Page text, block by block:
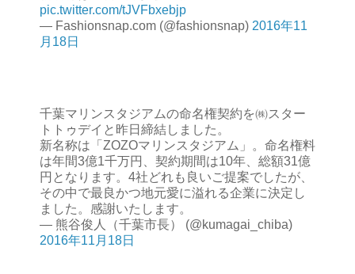
pic.twitter.com/tJVFbxebjp
— Fashionsnap.com (@fashionsnap) 2016年11
月18日
千葉マリンスタジアムの命名権契約を㈱スター
トトゥデイと昨日締結しました。
新名称は「ZOZOマリンスタジアム」。命名権料
は年間3億1千万円、契約期間は10年、総額31億
円となります。4社どれも良いご提案でしたが、
その中で最良かつ地元愛に溢れる企業に決定し
ました。感謝いたします。
— 熊谷俊人（千葉市長） (@kumagai_chiba)
2016年11月18日